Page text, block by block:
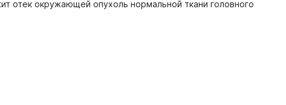
отек окружающей опухоль нормальной ткани головного